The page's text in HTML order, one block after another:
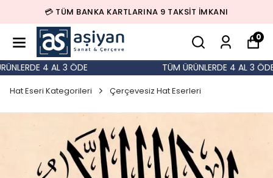
💳 TÜM BANKA KARTLARINA 9 TAKSİT İMKANI
0
4 AL 3 ÖDE TÜM ÜRÜNLERDE 4 AL 3 ÖDE
Hat Eseri Kategorileri Çerçevesiz Hat Eserleri